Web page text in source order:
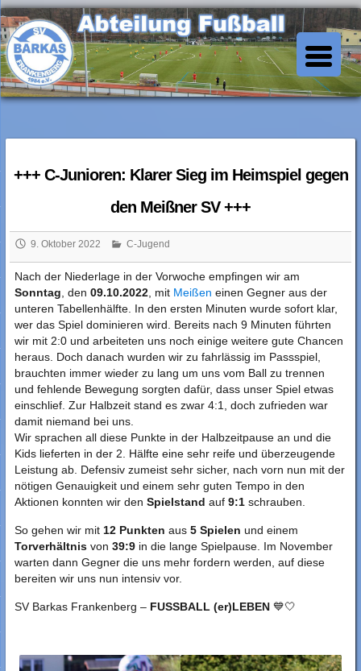
Skip
to
content
SV Barkas Abt. Fussball
+++ C-Junioren: Klarer Sieg im Heimspiel gegen
den Meißner SV +++
9. Oktober 2022 C-Jugend
Nach der Niederlage in der Vorwoche empfingen wir am
Sonntag , den 09.10.2022, mit Meißen einen Gegner aus der
unteren Tabellenhälfte. In den ersten Minuten wurde sofort klar,
wer das Spiel dominieren wird. Bereits nach 9 Minuten führten
wir mit 2:0 und arbeiteten uns noch einige weitere gute Chancen
heraus. Doch danach wurden wir zu fahrlässig im Passspiel,
brauchten immer wieder zu lang um uns vom Ball zu trennen
und fehlende Bewegung sorgten dafür, dass unser Spiel etwas
einschlief. Zur Halbzeit stand es zwar 4:1, doch zufrieden war
damit niemand bei uns.
Wir sprachen all diese Punkte in der Halbzeitpause an und die
Kids lieferten in der 2. Hälfte eine sehr reife und überzeugende
Leistung ab. Defensiv zumeist sehr sicher, nach vorn nun mit der
nötigen Genauigkeit und einem sehr guten Tempo in den
Aktionen konnten wir den Spielstand auf 9:1schrauben.
So gehen wir mit 12 Punkten aus 5 Spielen und einem
Torverhältnisvon 39:9in die lange Spielpause. Im November
warten dann Gegner die uns mehr fordern werden, auf diese
bereiten wir uns nun intensiv vor.
SV Barkas Frankenberg – FUSSBALL (er)LEBEN💙🤍